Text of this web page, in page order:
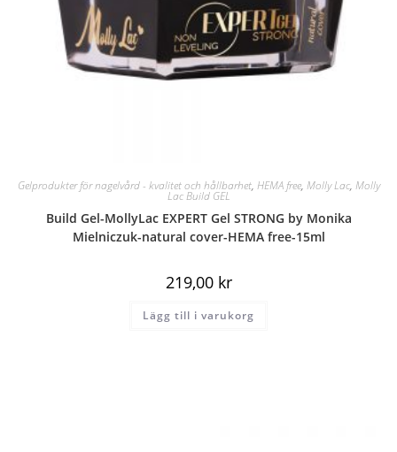
Gelprodukter för nagelvård - kvalitet och hållbarhet, HEMA free, Molly Lac, Molly
Lac Build GEL
Build Gel-MollyLac EXPERT Gel STRONG by Monika
Mielniczuk-natural cover-HEMA free-15ml
219,00 kr
Lägg till i varukorg